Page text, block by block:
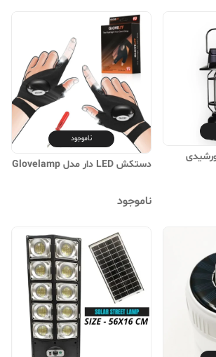
ناموجود
دستکش LED دار مدل Glovelamp
ناموجود